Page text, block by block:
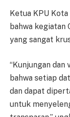
Ketua KPU
bahwa kegiatan
yang sangat
“Kunjungan
bahwa setiap
dan dapat
untuk